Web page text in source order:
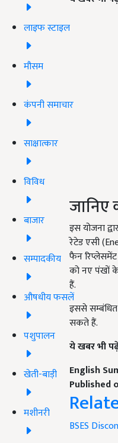
लाइफ स्टाइल
मौसम
कंपनी समाचार
साक्षात्कार
विविध
बाजार
सम्पादकीय
औषधीय फसलें
पशुपालन
खेती-बाड़ी
मशीनरी
इस योजना
रेटेड एसी
फैन
को नए पंखों
हैं.
इससे
सकते हैं.
ये खबर भी
English
Published
BSES